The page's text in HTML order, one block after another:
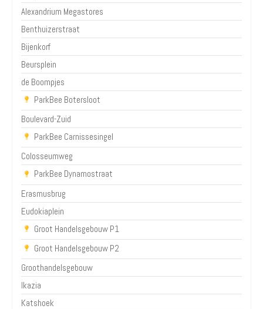
Alexandrium Megastores
Benthuizerstraat
Bijenkorf
Beursplein
de Boompjes
ParkBee Botersloot
Boulevard-Zuid
ParkBee Carnissesingel
Colosseumweg
ParkBee Dynamostraat
Erasmusbrug
Eudokiaplein
Groot Handelsgebouw P1
Groot Handelsgebouw P2
Groothandelsgebouw
Ikazia
Katshoek